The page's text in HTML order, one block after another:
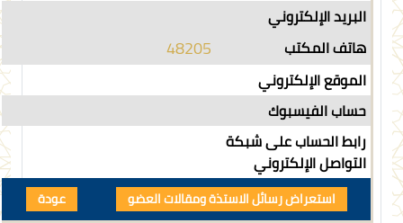
البريد الإلكتروني
هاتف المكتب
48205
الموقع الإلكتروني
حساب الفيسبوك
رابط الحساب على شبكة
التواصل الإلكتروني